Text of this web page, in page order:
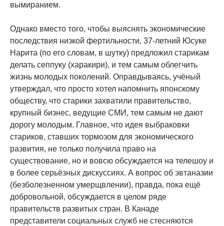
вымиранием.
Однако вместо того, чтобы выяснять экономические
последствия низкой фертильности, 37-летний Юсуке
Нарита (по его словам, в шутку) предложил старикам
делать сеппуку (харакири), и тем самым облегчить
жизнь молодых поколений. Оправдываясь, учёный
утверждал, что просто хотел напомнить японскому
обществу, что старики захватили правительство,
крупный бизнес, ведущие СМИ, тем самым не дают
дорогу молодым. Главное, что идея выбраковки
стариков, ставших тормозом для экономического
развития, не только получила право на
существование, но и вовсю обсуждается на телешоу и
в более серьёзных дискуссиях. А вопрос об эвтаназии
(безболезненном умерщвлении), правда, пока ещё
добровольной, обсуждается в целом ряде
правительств развитых стран. В Канаде
представители социальных служб не стесняются